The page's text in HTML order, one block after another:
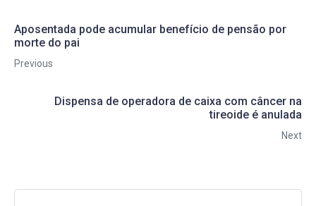
Aposentada pode acumular benefício de pensão por
morte do pai
Previous
Dispensa de operadora de caixa com câncer na
tireoide é anulada
Next